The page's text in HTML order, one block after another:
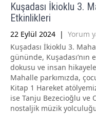
Kuşadası İkioklu 3.
Etkinlikleri
22 Eylül 2024 | Yorum
Kuşadası İkioklu 3.
gününde,
dokusu ve insan
Mahalle parkımızda,
Kitap 1 Hareket
ise Tanju Bezecioğlu ve
nostaljik müzik